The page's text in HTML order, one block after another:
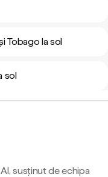
Tobago la sol
sol
susținut de echipa